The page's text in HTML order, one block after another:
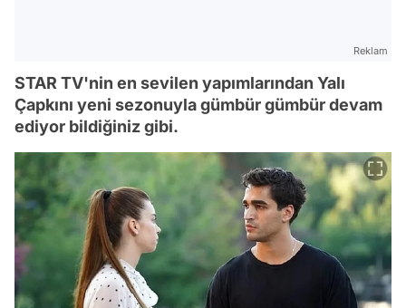
Reklam
STAR TV'nin en sevilen yapımlarından Yalı
Çapkını yeni sezonuyla gümbür gümbür devam
ediyor bildiğiniz gibi.